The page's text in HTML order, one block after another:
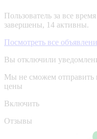
Пользователь за все
завершены, 14 активны.
Посмотреть все
Вы отключили
Мы не сможем отправить
цены
Включить
Отзывы